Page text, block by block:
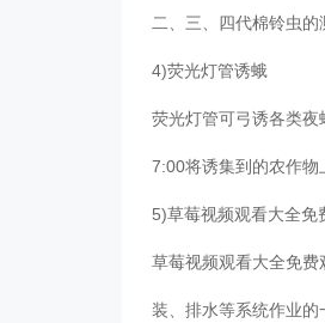
二、三、四代棉铃虫的
4)荧光灯管诱蛾
荧光灯管可弓诱各类
7:00将诱集到的农作
5)草莓视频观看大全免
草莓视频观看大全免
装、排水等系统作业